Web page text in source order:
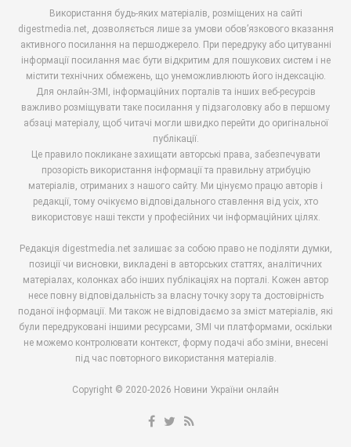
Використання будь-яких матеріалів, розміщених на сайті
digestmedia.net, дозволяється лише за умови обов’язкового вказання
активного посилання на першоджерело. При передруку або цитуванні
інформації посилання має бути відкритим для пошукових систем і не
містити технічних обмежень, що унеможливлюють його індексацію.
Для онлайн-ЗМІ, інформаційних порталів та інших веб-ресурсів
важливо розміщувати таке посилання у підзаголовку або в першому
абзаці матеріалу, щоб читачі могли швидко перейти до оригінальної
публікації.
Це правило покликане захищати авторські права, забезпечувати
прозорість використання інформації та правильну атрибуцію
матеріалів, отриманих з нашого сайту. Ми цінуємо працю авторів і
редакції, тому очікуємо відповідального ставлення від усіх, хто
використовує наші тексти у професійних чи інформаційних цілях.
Редакція digestmedia.net залишає за собою право не поділяти думки,
позиції чи висновки, викладені в авторських статтях, аналітичних
матеріалах, колонках або інших публікаціях на порталі. Кожен автор
несе повну відповідальність за власну точку зору та достовірність
поданої інформації. Ми також не відповідаємо за зміст матеріалів, які
були передруковані іншими ресурсами, ЗМІ чи платформами, оскільки
не можемо контролювати контекст, форму подачі або зміни, внесені
під час повторного використання матеріалів.
Copyright © 2020-2026 Новини України онлайн